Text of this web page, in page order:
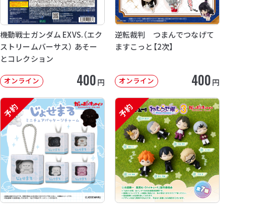
機動戦士ガンダム EXVS.（エク
ストリームバーサス） あそー
とコレクション
オンライン 400円
逆転裁判 つまんでつなげて
ますこっと【2次】
オンライン 400円
予約 予約